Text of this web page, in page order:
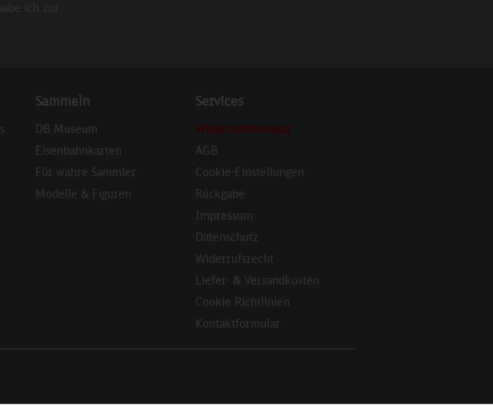
habe ich zur
Sammeln
DB Museum
Eisenbahnkarten
Für wahre Sammler
Modelle & Figuren
Services
Widerrufsformular
AGB
Cookie-Einstellungen
Rückgabe
Impressum
Datenschutz
Widerrufsrecht
Liefer- & Versandkosten
Cookie Richtlinien
Kontaktformular